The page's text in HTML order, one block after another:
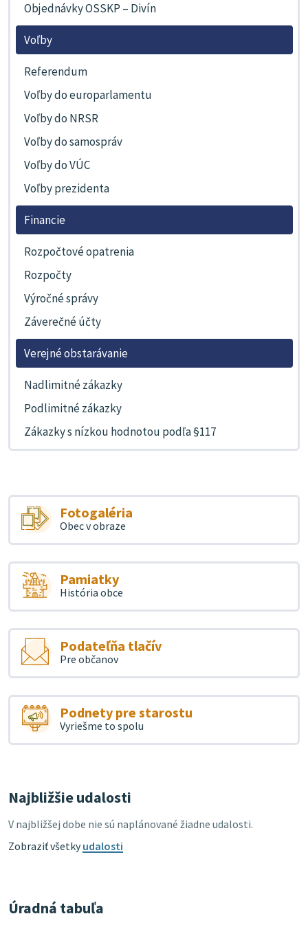
Objednávky OSSKP – Divín
Voľby
Referendum
Voľby do europarlamentu
Voľby do NRSR
Voľby do samospráv
Voľby do VÚC
Voľby prezidenta
Financie
Rozpočtové opatrenia
Rozpočty
Výročné správy
Záverečné účty
Verejné obstarávanie
Nadlimitné zákazky
Podlimitné zákazky
Zákazky s nízkou hodnotou podľa §117
Fotogaléria
Obec v obraze
Pamiatky
História obce
Podateľňa tlačív
Pre občanov
Podnety pre starostu
Vyriešme to spolu
Najbližšie udalosti
V najbližšej dobe nie sú naplánované žiadne udalosti.
Zobraziť všetkyudalosti
Úradná tabuľa